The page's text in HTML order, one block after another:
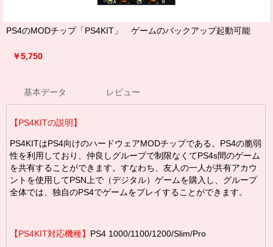
PS4のMODチップ「PS4KIT」 ゲームのバックアップ起動可能
￥5,750
基本データ レビュー
【PS4KITの説明】
PS4KITはPS4向けのハードウェアMODチップである。PS4の脆弱
性を利用しており、仲良しグループで制限なくてPS4s間のゲーム
を共有することができます。すなわち、友人の一人が共有アカウ
ントを使用してPSN上で（デジタル）ゲームを購入し、グループ
全体では、独自のPS4でゲームをプレイすることができます。
【PS4KIT対応機種】 PS4 1000/1100/1200/Slim/Pro